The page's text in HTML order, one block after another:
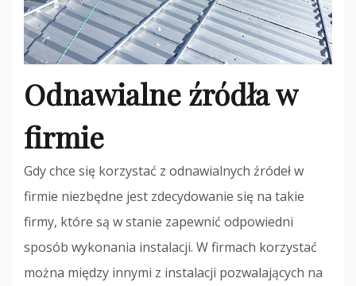
Odnawialne źródła w
firmie
Gdy chce się korzystać z odnawialnych źródeł w
firmie niezbędne jest zdecydowanie się na takie
firmy, które są w stanie zapewnić odpowiedni
sposób wykonania instalacji. W firmach korzystać
można między innymi z instalacji pozwalających na